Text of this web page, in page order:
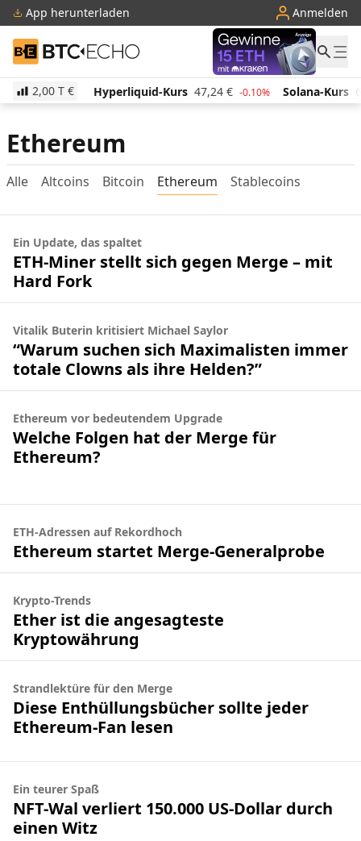
App herunterladen Anmelden
BTC-ECHO
2,00 T €
€ 0.30% Hyperliquid-Kurs 47,24 € -0.10% Solana-Kurs
Ethereum
Alle Altcoins Bitcoin Ethereum Stablecoins
Ein Update, das spaltet
ETH-Miner stellt sich gegen Merge – mit
Hard Fork
Vitalik Buterin kritisiert Michael Saylor
“Warum suchen sich Maximalisten immer
totale Clowns als ihre Helden?”
Ethereum vor bedeutendem Upgrade
Welche Folgen hat der Merge für
Ethereum?
ETH-Adressen auf Rekordhoch
Ethereum startet Merge-Generalprobe
Krypto-Trends
Ether ist die angesagteste
Kryptowährung
Strandlektüre für den Merge
Diese Enthüllungsbücher sollte jeder
Ethereum-Fan lesen
Ein teurer Spaß
NFT-Wal verliert 150.000 US-Dollar durch
einen Witz